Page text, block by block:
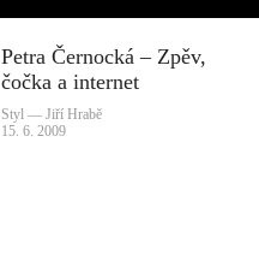
Petra Černocká – Zpěv,
čočka a internet
Styl — Jiří Hrabě
15. 6. 2009